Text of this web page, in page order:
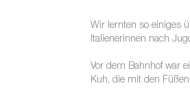
Wir lernten so einiges
Italienerinnen nach
Vor dem Bahnhof war
Kuh, die mit den